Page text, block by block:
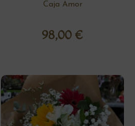
Caja Amor
98,00 €